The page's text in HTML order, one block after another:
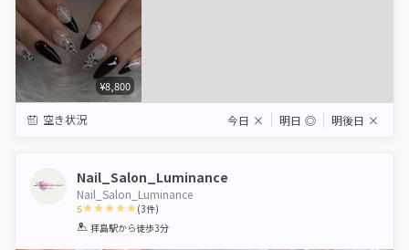
¥8,800
空き状況 今日 × 明日 ◎ 明後日 ×
Nail_Salon_Luminance
Nail_Salon_Luminance
5
1 2 3 4 5
(3件)
拝島駅から徒歩3分